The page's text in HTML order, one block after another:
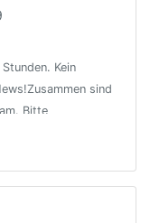
Kein
sind
Bitte
03-13